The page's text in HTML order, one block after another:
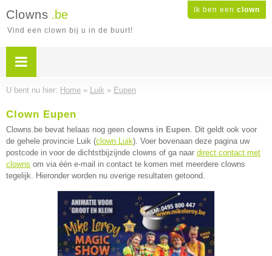
Ik ben een clown
Clowns .be
Vind een clown bij u in de buurt!
U bent nu hier: Home » Luik » Eupen
Clown Eupen
Clowns.be bevat helaas nog geen clowns in Eupen. Dit geldt ook voor
de gehele provincie Luik (clown Luik). Voer bovenaan deze pagina uw
postcode in voor de dichtstbijzijnde clowns of ga naar direct contact met
clowns om via één e-mail in contact te komen met meerdere clowns
tegelijk. Hieronder worden nu overige resultaten getoond.